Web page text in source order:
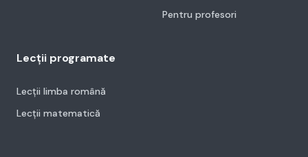
Pentru profesori
Lecții programate
Lecții limba română
Lecții matematică